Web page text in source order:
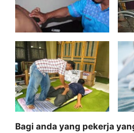
Bagi anda yang pekerja